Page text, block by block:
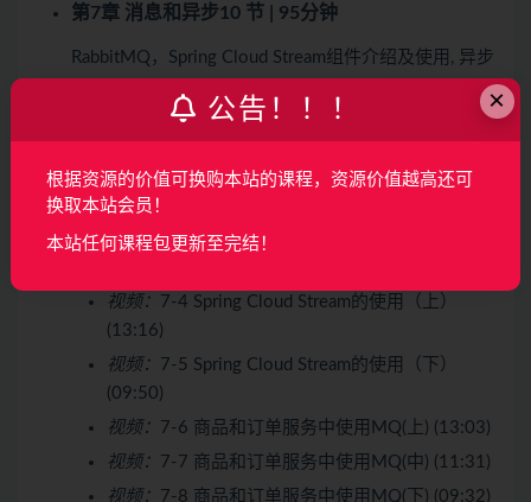
第7章 消息和异步10 节 | 95分钟
RabbitMQ，Spring Cloud Stream组件介绍及使用, 异步
视频：
视频：7-2 RabbitMQ的基本使用（上） (09:45)
视频：
7-4 Spring Cloud Stream的使用（上）
(13:16)
视频：
7-5 Spring Cloud Stream的使用（下）
(09:50)
视频：
7-6 商品和订单服务中使用MQ(上) (13:03)
视频：
7-7 商品和订单服务中使用MQ(中) (11:31)
视频：
7-8 商品和订单服务中使用MQ(下) (09:32)
×
公告！！！
根据资源的价值可换购本站的课程，资源价值越高还可
换取本站会员！
本站任何课程包更新至完结！